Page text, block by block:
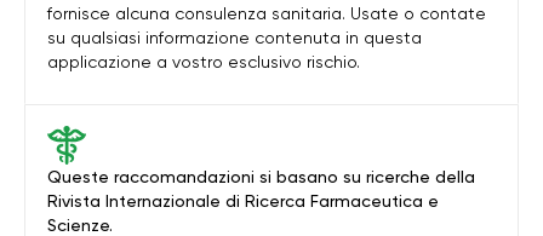
Queste raccomandazioni si basano su ricerche della
Rivista Internazionale di Ricerca Farmaceutica e
Scienze.
fornisce alcuna consulenza sanitaria. Usate o contate
su qualsiasi informazione contenuta in questa
applicazione a vostro esclusivo rischio.